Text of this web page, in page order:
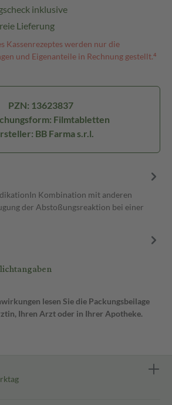
inklusive
Lieferung
Kassenrezeptes werden nur die
und Eigenanteile in Rechnung gestellt.⁴
PZN: 13623837
Filmtabletten
BB Farma s.r.l.
Kombination mit anderen
der Abstoßungsreaktion bei einer
lesen Sie die Packungsbeilage
Ihren Arzt oder in Ihrer Apotheke.